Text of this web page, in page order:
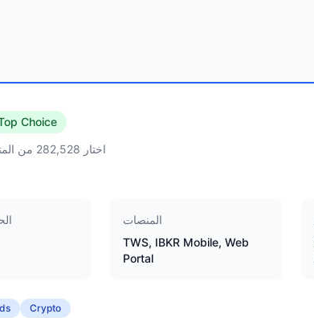
Choice
اختار 282,528 من المتداولين هذا الوسيط
المنصات
TWS, IBKR Mobile, Web
Portal
Crypto